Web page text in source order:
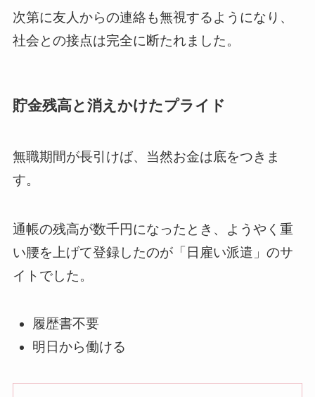
次第に友人からの連絡も無視するようになり、
社会との接点は完全に断たれました。
貯金残高と消えかけたプライド
無職期間が長引けば、当然お金は底をつきま
す。
通帳の残高が数千円になったとき、ようやく重
い腰を上げて登録したのが「日雇い派遣」のサ
イトでした。
履歴書不要
明日から働ける